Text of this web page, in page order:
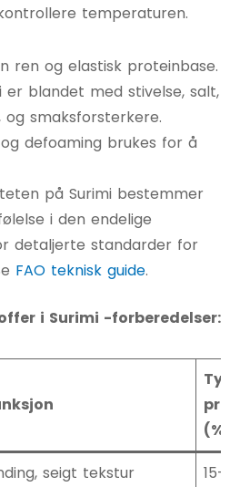
temperaturen.
ren og elastisk proteinbase.
er blandet med stivelse, salt,
smaksforsterkere.
defoaming brukes for å
på Surimi bestemmer
i den endelige
detaljerte standarder for
FAO teknisk guide.
i Surimi -forberedelser:
(%)
seigt tekstur